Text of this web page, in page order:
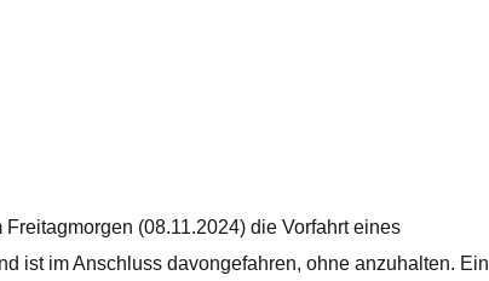
(08.11.2024) die Vorfahrt eines
ist im Anschluss davongefahren, ohne anzuhalten. Ein